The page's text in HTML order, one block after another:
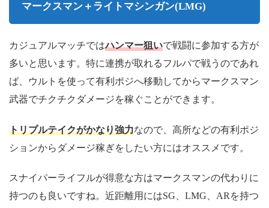
マークスマン＋ライトマシンガン(LMG)
カジュアルマッチではハンマー狙いで戦闘に参加する方が
多いと思います。特に連携が取れるフルパで戦うのであれ
ば、ウルトを使って有利ポジへ移動してからマークスマン
武器でチクチクダメージを稼ぐことができます。
トリプルテイクがかなり強力なので、高所などの有利ポジ
ションからダメージ稼ぎをしたい方にはオススメです。
スナイパーライフルが得意な方はマークスマンの代わりに
持つのも良いですね。近距離用にはSG、LMG、ARを持つ